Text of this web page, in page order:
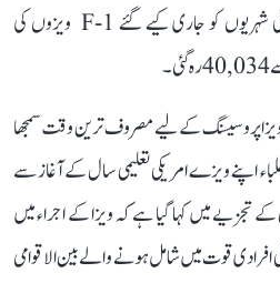
مقابلے میں 62 فیصد کمی ہے۔ چینی شہریوں کو جاری کیے گئے F-1 ویزوں کی
پروسیسنگ کے لیے مصروف ترین وقت سمجھا
طلباء اپنے ویزے امریکی تعلیمی سال کے آغاز سے
تجزیے میں کہا گیا ہے کہ ویزا کے اجراء میں
افرادی قوت میں شامل ہونے والے بین الاقوامی